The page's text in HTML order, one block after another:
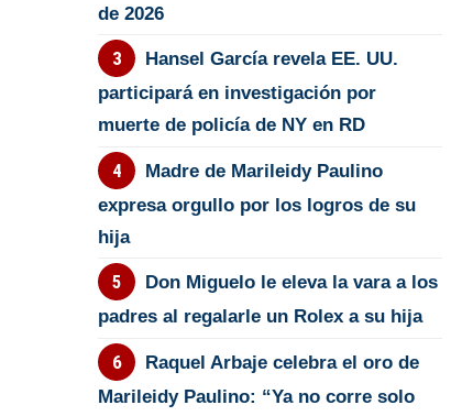
de 2026
Hansel García revela EE. UU.
participará en investigación por
muerte de policía de NY en RD
Madre de Marileidy Paulino
expresa orgullo por los logros de su
hija
Don Miguelo le eleva la vara a los
padres al regalarle un Rolex a su hija
Raquel Arbaje celebra el oro de
Marileidy Paulino: “Ya no corre solo